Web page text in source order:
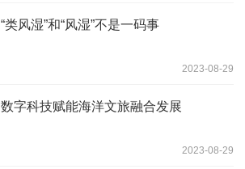
“类风湿”和“风湿”不是一码事
2023-08-29
数字科技赋能海洋文旅融合发展
2023-08-29